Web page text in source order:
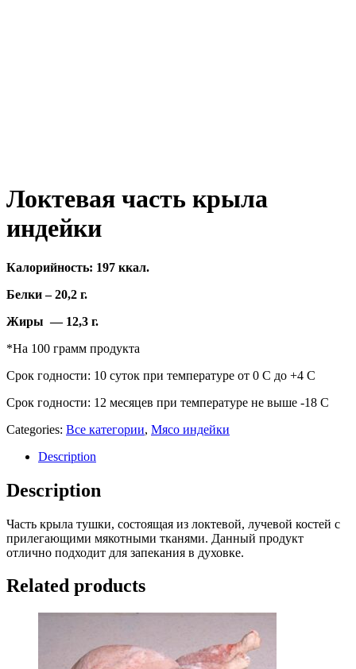
Локтевая часть крыла
индейки
Калорийность: 197 ккал.
Белки – 20,2 г.
Жиры — 12,3 г.
*На 100 грамм продукта
Срок годности: 10 суток при температуре от 0 С до +4 С
Срок годности: 12 месяцев при температуре не выше -18 С
Categories: Все категории, Мясо индейки
Description
Description
Часть крыла тушки, состоящая из локтевой, лучевой костей с
прилегающими мякотными тканями. Данный продукт
отлично подходит для запекания в духовке.
Related products